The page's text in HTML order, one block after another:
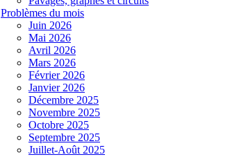
Problèmes du mois
Juin 2026
Mai 2026
Avril 2026
Mars 2026
Février 2026
Janvier 2026
Décembre 2025
Novembre 2025
Octobre 2025
Septembre 2025
Juillet-Août 2025